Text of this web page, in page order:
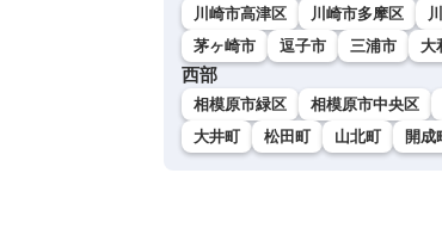
川崎市高津区
川崎市多摩区
茅ヶ崎市
逗子市 三浦市 大
西部
相模原市緑区 相模原市中央区
大井町
松田町 山北町 開成